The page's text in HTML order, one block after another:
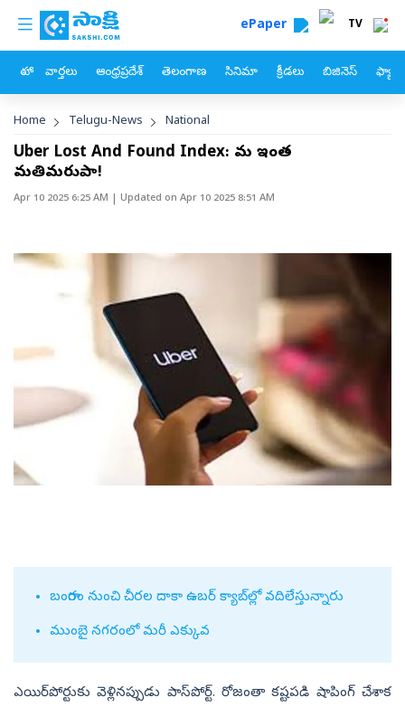
Skip to main content
custom menu ePaper TV
హోం వార్తలు ఆంధ్రప్రదేశ్ తెలంగాణ సినిమా క్రీడలు బిజినెస్
Breadcrumb
Home Telugu-News National
Uber Lost And Found Index: మరీ ఇంత
మతిమరుపా!
Apr 10 2025 6:25 AM | Updated on Apr 10 2025 8:51 AM
బంగారం నుంచి చీరల దాకా ఉబర్‌ క్యాబ్‌ల్లో వదిలేస్తున్నారు
ముంబై నగరంలో మరీ ఎక్కువ
ఎయిర్‌పోర్టుకు వెళ్లినప్పుడు పాస్‌పోర్ట్‌. రోజంతా కష్టపడి షాపింగ్‌ చేశాక